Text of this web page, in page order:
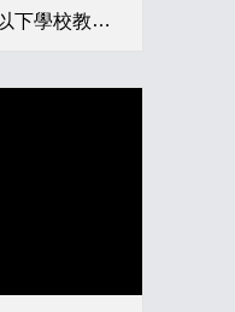
請表、儲訓推薦表、經費表-1.odt